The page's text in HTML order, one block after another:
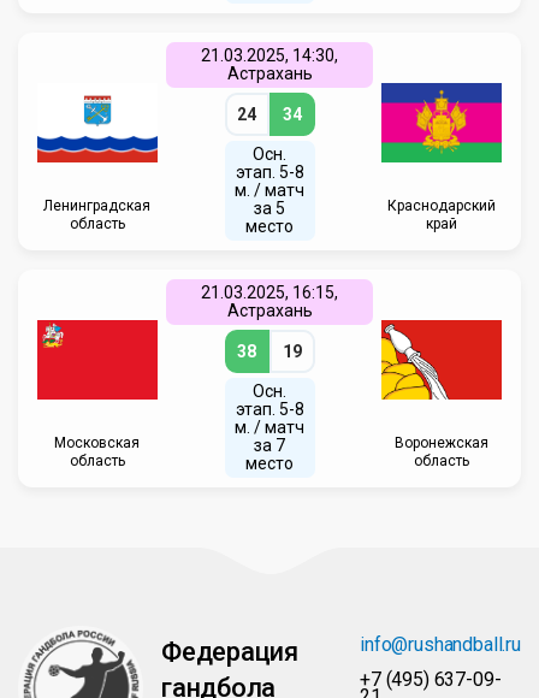
Ленинградская
область
21.03.2025, 14:30,
Астрахань
24 34
Осн.
этап. 5-8
м. / матч
за 5
место
Краснодарский
край
Московская
область
21.03.2025, 16:15,
Астрахань
38 19
Осн.
этап. 5-8
м. / матч
за 7
место
Воронежская
область
Федерация
гандбола
info@rushandball.ru
+7 (495) 637-09-